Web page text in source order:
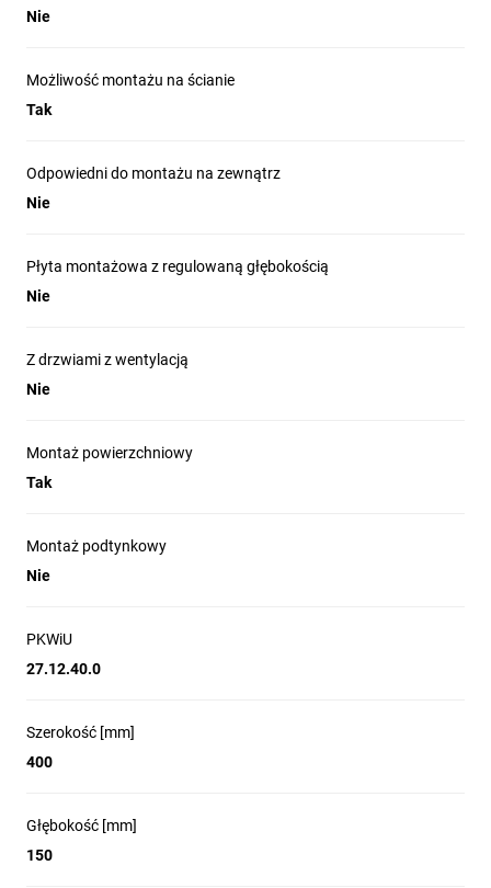
Nie
Możliwość montażu na ścianie
Tak
Odpowiedni do montażu na zewnątrz
Nie
Płyta montażowa z regulowaną głębokością
Nie
Z drzwiami z wentylacją
Nie
Montaż powierzchniowy
Tak
Montaż podtynkowy
Nie
PKWiU
27.12.40.0
Szerokość [mm]
400
Głębokość [mm]
150